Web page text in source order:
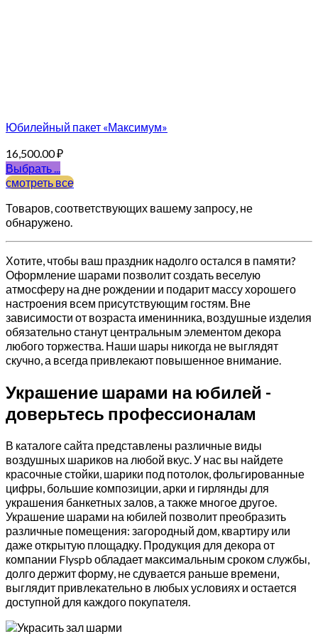
Юбилейный пакет «Максимум»
16,500.00₽
Выбрать ...
смотреть все
Товаров, соответствующих вашему запросу, не
обнаружено.
Хотите, чтобы ваш праздник надолго остался в памяти?
Оформление шарами позволит создать веселую
атмосферу на дне рождении и подарит массу хорошего
настроения всем присутствующим гостям. Вне
зависимости от возраста именинника, воздушные изделия
обязательно станут центральным элементом декора
любого торжества. Наши шары никогда не выглядят
скучно, а всегда привлекают повышенное внимание.
Украшение шарами на юбилей -
доверьтесь профессионалам
В каталоге сайта представлены различные виды
воздушных шариков на любой вкус. У нас вы найдете
красочные стойки, шарики под потолок, фольгированные
цифры, большие композиции, арки и гирлянды для
украшения банкетных залов, а также многое другое.
Украшение шарами на юбилей позволит преобразить
различные помещения: загородный дом, квартиру или
даже открытую площадку. Продукция для декора от
компании Flyspb обладает максимальным сроком службы,
долго держит форму, не сдувается раньше времени,
выглядит привлекательно в любых условиях и остается
доступной для каждого покупателя.